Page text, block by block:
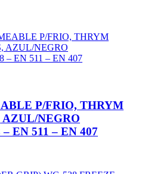
P/FRIO, THRYM
AZUL/NEGRO
EN 511 – EN 407